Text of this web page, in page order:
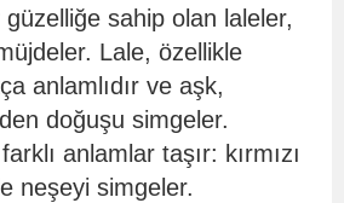
sahip olan laleler,
Lale, özellikle
anlamlıdır ve aşk,
doğuşu simgeler.
anlamlar taşır: kırmızı
neşeyi simgeler.